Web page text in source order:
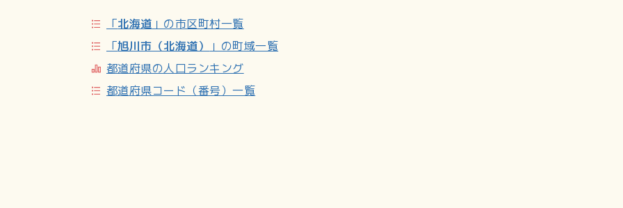
「北海道 」の市区町村一覧
「旭川市（北海道）
」の町域一覧
都道府県の人口ランキング
都道府県コード（番号）一覧